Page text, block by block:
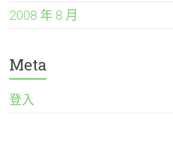
2008 年 8 月
Meta
登入